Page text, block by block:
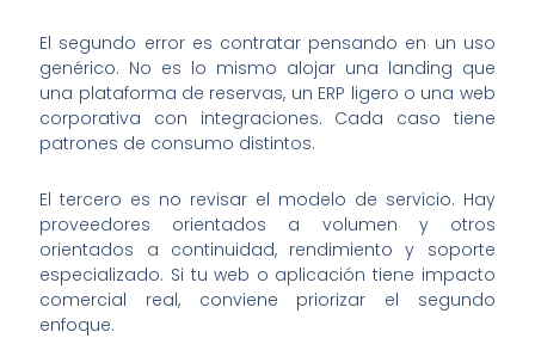
El segundo error es contratar pensando en un uso
genérico. No es lo mismo alojar una landing que
una plataforma de reservas, un ERP ligero o una web
corporativa con integraciones. Cada caso tiene
patrones de consumo distintos.
El tercero es no revisar el modelo de servicio. Hay
proveedores orientados a volumen y otros
orientados a continuidad, rendimiento y soporte
especializado. Si tu web o aplicación tiene impacto
comercial real, conviene priorizar el segundo
enfoque.